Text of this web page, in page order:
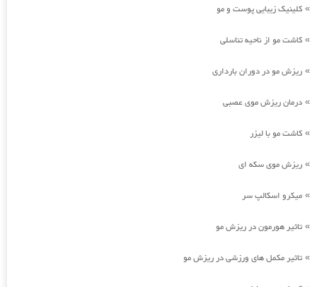
» کلینیک زیبایی پوست و مو
» کاشت مو از ناحیه تناسلی
» ریزش مو در دوران بارداری
» درمان ریزش موی عصبی
» کاشت مو با لیزر
» ریزش موی سکه ای
» میکرو اسکالپ سر
» تاثیر هورمون در ریزش مو
» تاثیر مکمل های ورزشی در ریزش مو